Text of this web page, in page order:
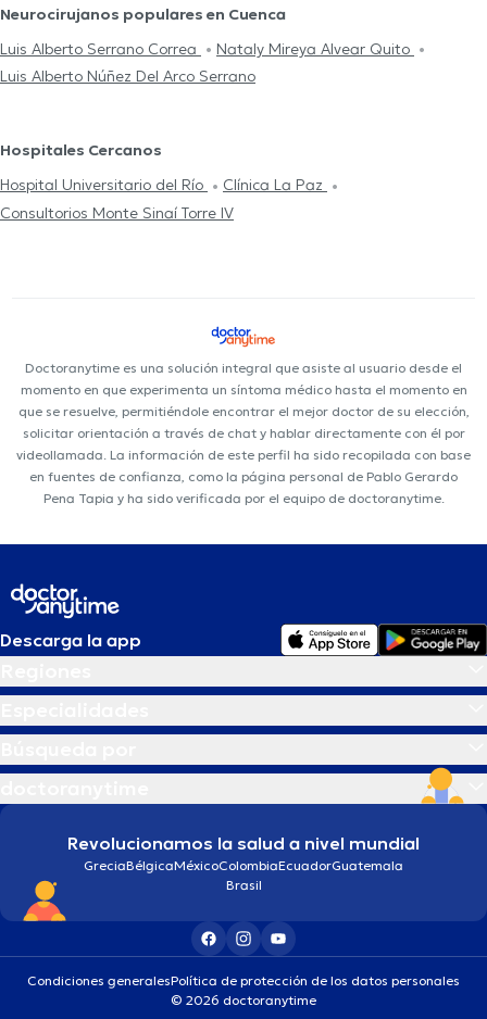
Neurocirujanos populares en Cuenca
Luis Alberto Serrano Correa
Nataly Mireya Alvear Quito
Luis Alberto Núñez Del Arco Serrano
Hospitales Cercanos
Hospital Universitario del Río
Clínica La Paz
Consultorios Monte Sinaí Torre IV
Doctoranytime es una solución integral que asiste al usuario desde el
momento en que experimenta un síntoma médico hasta el momento en
que se resuelve, permitiéndole encontrar el mejor doctor de su elección,
solicitar orientación a través de chat y hablar directamente con él por
videollamada. La información de este perfil ha sido recopilada con base
en fuentes de confianza, como la página personal de Pablo Gerardo
Pena Tapia y ha sido verificada por el equipo de doctoranytime.
Descarga la app
Revolucionamos la salud a nivel mundial
GreciaBélgicaMéxicoColombiaEcuadorGuatemala
Brasil
Condiciones generalesPolítica de protección de los datos personales
© 2026 doctoranytime